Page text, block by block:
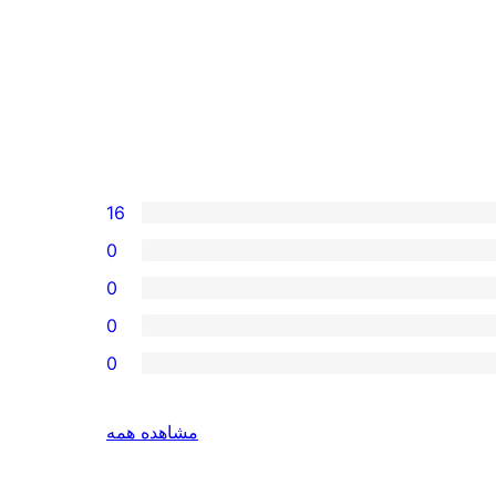
16
0
0
0
0
مشاهده همه